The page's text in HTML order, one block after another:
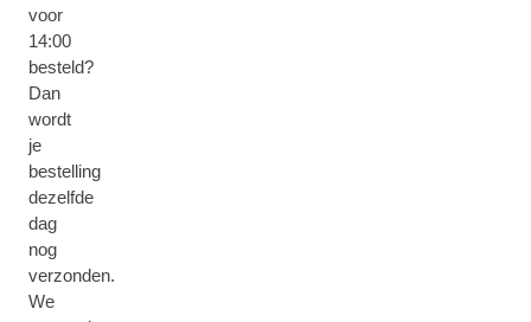
voor
14:00
besteld?
Dan
wordt
je
bestelling
dezelfde
dag
nog
verzonden.
We